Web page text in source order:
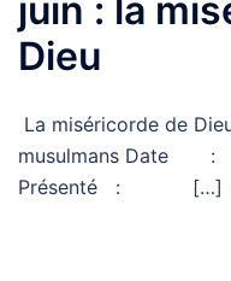
juin : la
Dieu
La miséricorde de
musulmans Date :
Présenté : […]